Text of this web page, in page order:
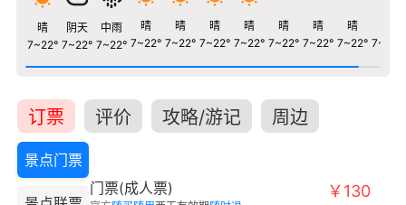
晴
7~22°
阴天
7~22°
中雨
7~22°
晴
7~22°
晴
7~22°
晴
7~22°
晴
7~22°
晴
7~22°
晴
7~22°
晴
7~22° 7~22°
订票 评价 攻略/游记 周边
景点门票
门票(成人票) ￥130